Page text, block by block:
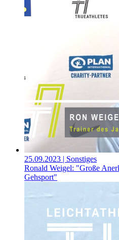
25.09.2023 | Sonstiges
Ronald Weigel: "Große
Gehsport"